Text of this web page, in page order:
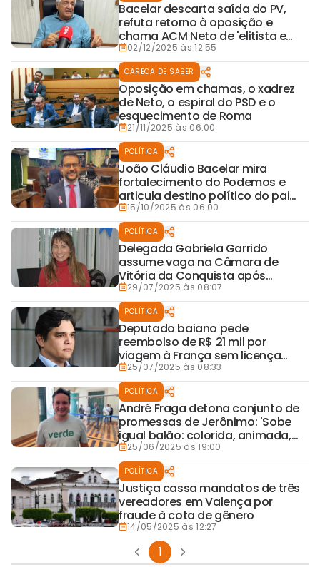
Bacelar descarta saída do PV,
refuta retorno à oposição e
chama ACM Neto de 'elitista e
concentrador'
02/12/2025 às 12:55
CARECA DE SABER
Oposição em chamas, o xadrez
de Neto, o espiral do PSD e o
esquecimento de Roma
21/11/2025 às 06:00
POLÍTICA
João Cláudio Bacelar mira
fortalecimento do Podemos e
articula destino político do pai
para 2026
15/10/2025 às 06:00
POLÍTICA
Delegada Gabriela Garrido
assume vaga na Câmara de
Vitória da Conquista após
cassação por fraude à cota de
gênero
29/07/2025 às 08:07
POLÍTICA
Deputado baiano pede
reembolso de R$ 21 mil por
viagem à França sem licença
registrada
25/07/2025 às 08:33
POLÍTICA
André Fraga detona conjunto de
promessas de Jerônimo: 'Sobe
igual balão: colorida, animada,
cheia de esperança… E some no
ar'
25/06/2025 às 19:00
POLÍTICA
Justiça cassa mandatos de três
vereadores em Valença por
fraude à cota de gênero
14/05/2025 às 12:27
1